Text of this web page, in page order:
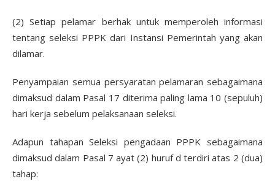
(2) Setiap pelamar berhak untuk memperoleh informasi
tentang seleksi PPPK dari Instansi Pemerintah yang akan
dilamar.
Penyampaian semua persyaratan pelamaran sebagaimana
dimaksud dalam Pasal 17 diterima paling lama 10 (sepuluh)
hari kerja sebelum pelaksanaan seleksi.
Adapun tahapan Seleksi pengadaan PPPK sebagaimana
dimaksud dalam Pasal 7 ayat (2) huruf d terdiri atas 2 (dua)
tahap: